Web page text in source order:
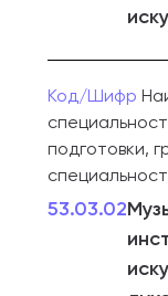
Код/Шифр
подготовки,
53.03.02